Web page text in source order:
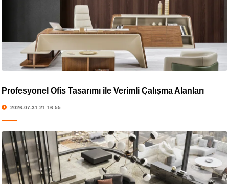
Profesyonel Ofis Tasarımı ile Verimli Çalışma Alanları
2026-07-31 21:16:55